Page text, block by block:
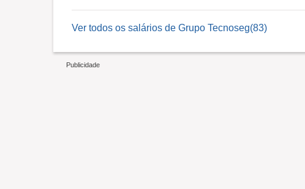
Ver todos os salários de Grupo Tecnoseg(83)